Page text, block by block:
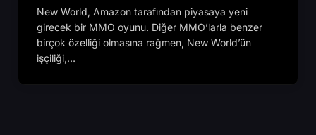
New World, Amazon tarafından piyasaya yeni
girecek bir MMO oyunu. Diğer MMO’larla benzer
birçok özelliği olmasına rağmen, New World’ün
işçiliği,…